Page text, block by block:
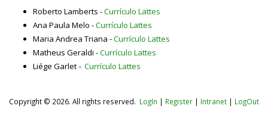
Roberto Lamberts -Currículo Lattes
Ana Paula Melo -Currículo Lattes
Maria Andrea Triana -Currículo Lattes
Matheus Geraldi -Currículo Lattes
Liége Garlet - Currículo Lattes
Copyright © 2026. All rights reserved. LogIn | Register | Intranet | LogOut